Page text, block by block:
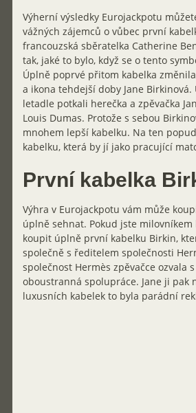
Výherní výsledky Eurojackpotu
vážných zájemců o vůbec první
francouzská sběratelka Catherine
tak, jaké to bylo, když se o tento
Úplně poprvé přitom kabelka
a ikona tehdejší doby Jane
letadle potkali herečka a zpěvačka
Louis Dumas. Protože s sebou
mnohem lepší kabelku. Na ten
kabelku, která by jí jako pracující
První kabelka
Výhra v Eurojackpotu vám může
úplně sehnat. Pokud jste
koupit úplně první kabelku Birkin,
společně s ředitelem společnosti
společnost Hermès zpěvačce ozvala
oboustranná spolupráce. Jane ji pak
luxusních kabelek to byla parádní